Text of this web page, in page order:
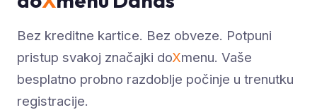
Bez kreditne kartice. Bez obveze. Potpuni
pristup svakoj značajki doXmenu. Vaše
besplatno probno razdoblje počinje u trenutku
registracije.